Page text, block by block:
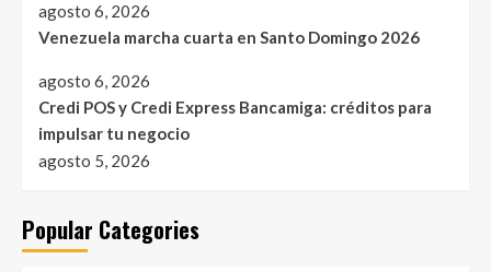
agosto 6, 2026
Venezuela marcha cuarta en Santo Domingo 2026
agosto 6, 2026
Credi POS y Credi Express Bancamiga: créditos para
impulsar tu negocio
agosto 5, 2026
Popular Categories